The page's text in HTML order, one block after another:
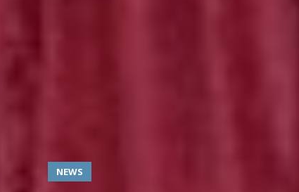
NEWS